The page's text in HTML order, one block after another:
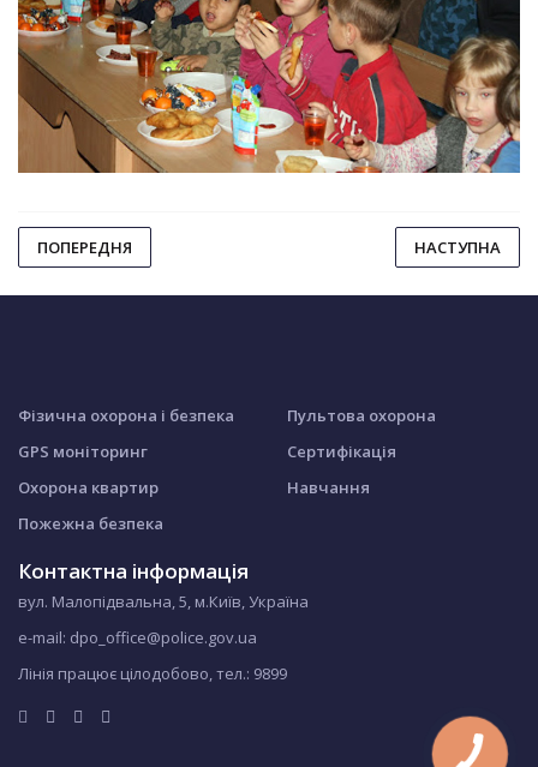
ПОПЕРЕДНЯ НАСТУПНА
Фізична охорона і безпека
GPS моніторинг
Охорона квартир
Пожежна безпека
Пультова охорона
Сертифікація
Навчання
Контактна інформація
вул. Малопідвальна, 5, м.Київ, Україна
e-mail: dpo_office@police.gov.ua
Лінія працює цілодобово, тел.: 9899